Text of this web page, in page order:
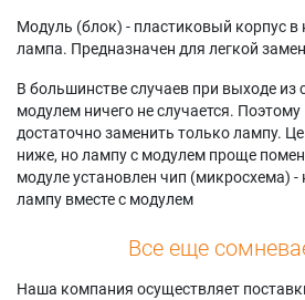
Модуль (блок) - пластиковый корпус в
лампа. Предназначен для легкой
В большинстве случаев при выходе из
модулем ничего не случается.
достаточно заменить только лампу.
ниже, но лампу с модулем проще
модуле установлен чип (микросхема)
лампу вместе с модулем
Все еще
Наша компания осуществляет